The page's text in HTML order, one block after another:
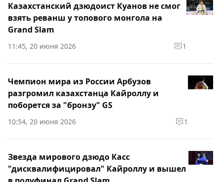
Казахстанский дзюдоист Куанов не смог
взять реванш у топового монгола на
Grand Slam
11:45, 20 июня 2026 1
Чемпион мира из России Арбузов
разгромил казахстанца Кайроллу и
поборется за "бронзу" GS
10:54, 20 июня 2026 1
Звезда мирового дзюдо Касс
"дисквалифицировал" Кайроллу и вышел